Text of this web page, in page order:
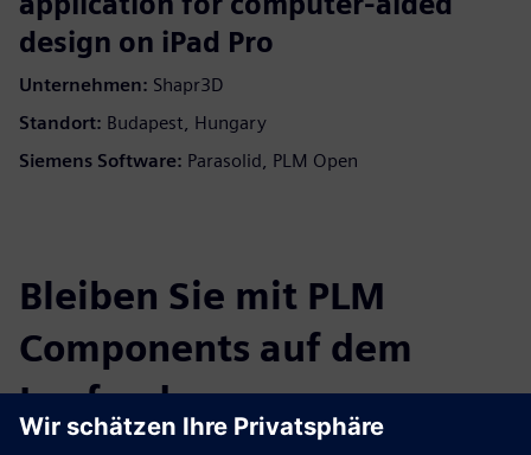
design on iPad Pro
Unternehmen: Shapr3D
Standort: Budapest, Hungary
Siemens Software: Parasolid, PLM Open
Bleiben Sie mit PLM
Components auf dem
Laufenden